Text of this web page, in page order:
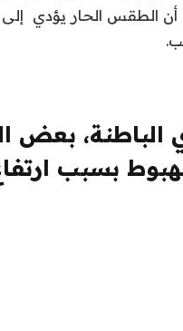
الطقس الحار يؤدي
بعض
بسبب